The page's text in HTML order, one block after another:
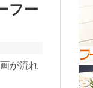
フー
が流れ